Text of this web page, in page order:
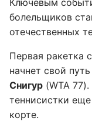
Ключевым
болельщиков
отечественных
Первая ракетка
начнет свой
Снигур (WTA
теннисистки
корте.